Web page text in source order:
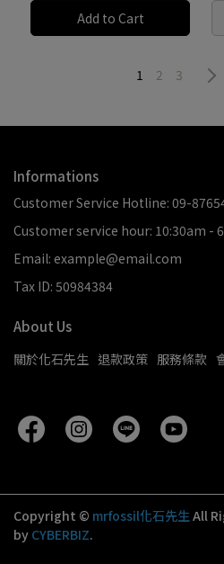
Add to Cart
1 2 3
Informations
Customer Service Hotline: 09-
Customer service hour: 10:30am -
Email: example@email.com
Tax ID: 50984384
About Us
關於化石先生 退款政策 服務條款
Copyright © mrfossil化石先生All
by CYBERBIZ.